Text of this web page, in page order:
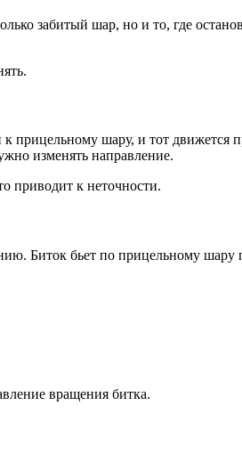
забитый шар, но и то, где
прицельному шару, и тот движется
изменять направление.
приводит к неточности.
Биток бьет по прицельному шару
вращения битка.